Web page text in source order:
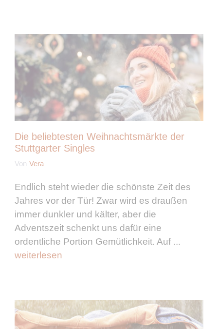
Die beliebtesten Weihnachtsmärkte der
Stuttgarter Singles
Von Vera
Endlich steht wieder die schönste Zeit des
Jahres vor der Tür! Zwar wird es draußen
immer dunkler und kälter, aber die
Adventszeit schenkt uns dafür eine
ordentliche Portion Gemütlichkeit. Auf ...
weiterlesen